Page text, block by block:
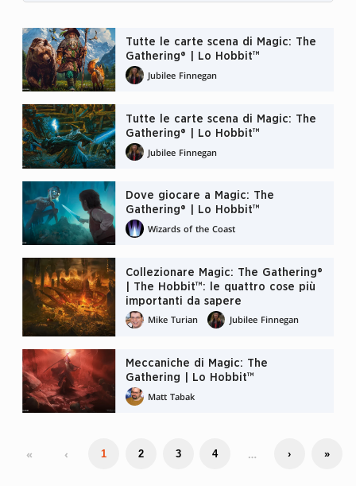
Tutte le carte scena di Magic: The
Gathering® | Lo Hobbit™
Jubilee Finnegan
Tutte le carte scena di Magic: The
Gathering® | Lo Hobbit™
Jubilee Finnegan
Dove giocare a Magic: The
Gathering® | Lo Hobbit™
Wizards of the Coast
Collezionare Magic: The Gathering®
| The Hobbit™: le quattro cose più
importanti da sapere
Mike Turian
Jubilee Finnegan
Meccaniche di Magic: The
Gathering | Lo Hobbit™
Matt Tabak
« ‹ 1 2 3 4 … › »